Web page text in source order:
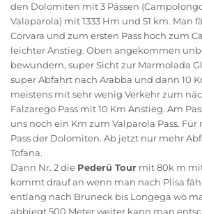
den Dolomiten mit 3 Pässen
Valaparola) mit 1333 Hm und 51 km. Man
Corvara und zum ersten Pass hoch zum
leichter Anstieg. Oben angekommen
bewundern, super Sicht zur Marmolada
super Abfahrt nach Arabba und dann 10
meistens mit sehr wenig Verkehr zum
Falzarego Pass mit 10 Km Anstieg. Am
uns noch ein Km zum Valparola Pass.
Pass der Dolomiten. Ab jetzt nur mehr
Tofana.
Dann Nr. 2 die Pederü Tour mit 80k m
kommt drauf an wenn man nach Plisa
entlang nach Bruneck bis Longega wo
abbiegt 500 Meter weiter kann man